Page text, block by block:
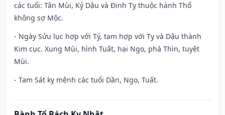
các tuổi: Tân Mùi, Kỷ Dậu và Đinh Tỵ thuộc hành Thổ
không sợ Mộc.
- Ngày Sửu lục hợp với Tý, tam hợp với Tỵ và Dậu thành
Kim cục. Xung Mùi, hình Tuất, hại Ngọ, phá Thìn, tuyệt
Mùi.
- Tam Sát kỵ mệnh các tuổi Dần, Ngọ, Tuất.